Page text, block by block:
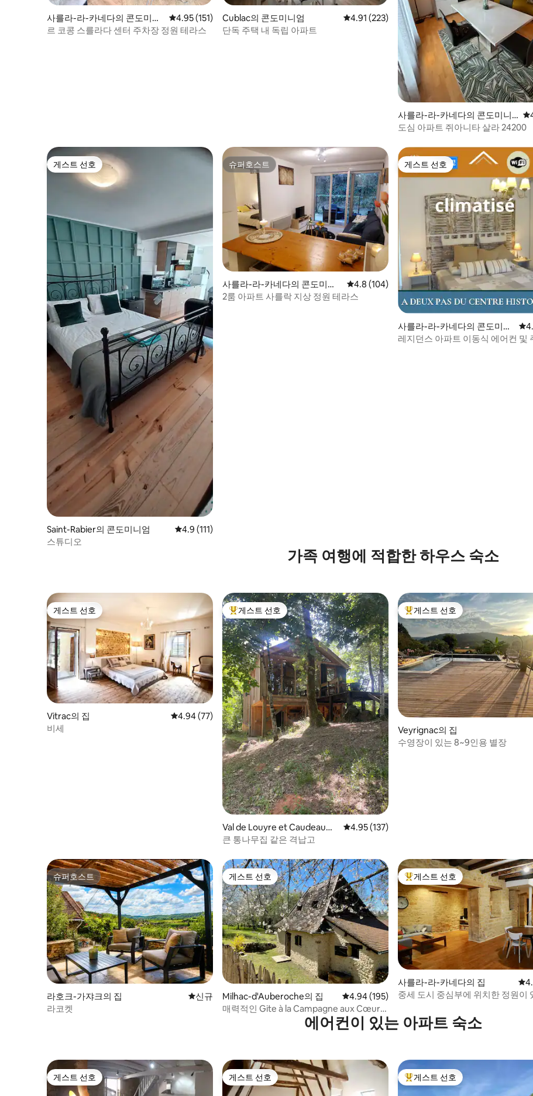
사를라-라-카네다의 콘도미니
엄
평점 4.95점(5점 만점), 후기 151개
4.95 (151)
르 코콩 스를라다 센터 주차장 정원 테라스
Cublac의 콘도미니엄 평점 4.91점(5점 만점), 후기 223개
4.91 (223)
단독 주택 내 독립 아파트
사를라-라-카네다의 콘도미니
엄
도심 아파트 쥐아니타 살라 24200
게스트 선호
게스트 선호
Saint-Rabier의 콘도미니엄 평점 4.9점(5점 만점), 후기 111개
4.9 (111)
스튜디오
슈퍼호스트
슈퍼호스트
사를라-라-카네다의 콘도미니
엄
평점 4.8점(5점 만점), 후기 104개
4.8 (104)
2룸 아파트 사를락 지상 정원 테라스
게스트 선호
게스트 선호
사를라-라-카네다의 콘도미니
엄
평
레지던스 아파트 이동식 에어
가족 여행에 적합한 하우스 숙소
게스트 선호
게스트 선호
Vitrac의 집 평점 4.94점(5점 만점), 후기 77개
4.94 (77)
비세
상위 게스트 선호
게스트 선호
Val de Louyre et Caudeau의
집
평점 4.95점(5점 만점), 후기 137개
4.95 (137)
큰 통나무집 같은 격납고
상위 게스트 선호
게스트 선호
Veyrignac의 집
수영장이 있는 8~9인용 별장
슈퍼호스트
슈퍼호스트
라호크-가쟈크의 집 신규 숙소
신규
라코켓
게스트 선호
게스트 선호
Milhac-d'Auberoche의 집 평점 4.94점(5점 만점), 후기 195개
4.94 (195)
매력적인 Gite à la Campagne aux Cœur
상위 게스트 선호
게스트 선호
사를라-라-카네다의 집 평
중세 도시 중심부에 위치한 정원이
에어컨이 있는 아파트 숙소
게스트 선호
게스트 선호 게스트 선호
게스트 선호 상위 게스트 선호
게스트 선호